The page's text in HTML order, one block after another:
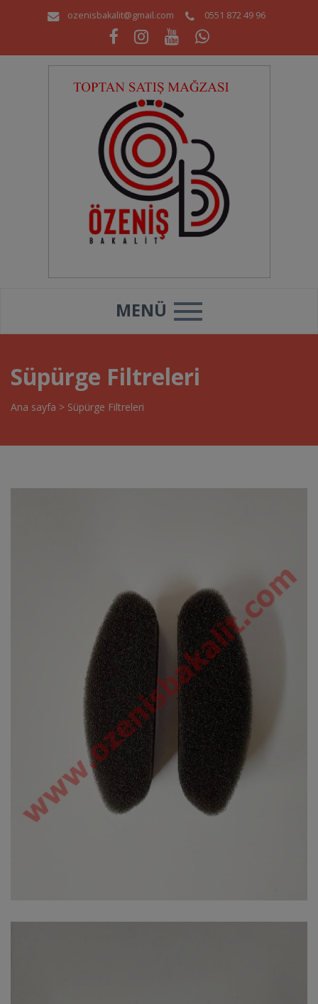
ozenisbakalit@gmail.com 0551 872 49 96
MENÜ
Süpürge Filtreleri
Ana sayfa > Süpürge Filtreleri